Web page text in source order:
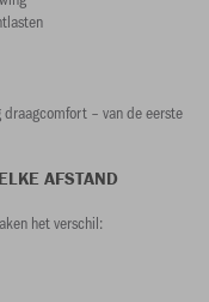
– van de eerste
AFSTAND
het verschil: